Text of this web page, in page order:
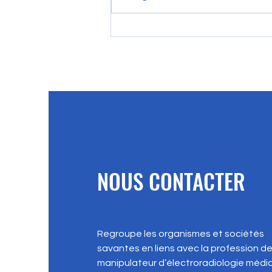
DRIM-M & DRIMbox : Le partage
NOUS CONTACTER
Regroupe les organismes et sociétés
savantes en liens avec la profession de
manipulateur d’électroradiologie